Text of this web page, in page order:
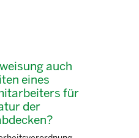
auch
eines
für
der